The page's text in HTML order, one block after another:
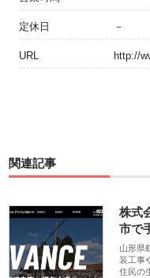
定休日 －
URL http://
関連記事
株式
市で
山形県
装工事
住民の